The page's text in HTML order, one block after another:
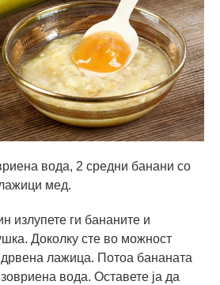
вода, 2 средни банани со
мед.
излупете ги бананите и
Доколку сте во можност
дрвена лажица. Потоа бананата
вода. Оставете ја да